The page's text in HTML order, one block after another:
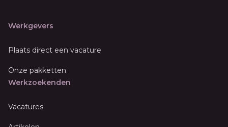
Werkgevers
Plaats direct een vacature
Onze pakketten
Werkzoekenden
Vacatures